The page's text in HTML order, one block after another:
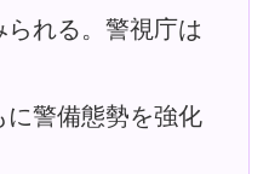
れる。警視庁は
警備態勢を強化